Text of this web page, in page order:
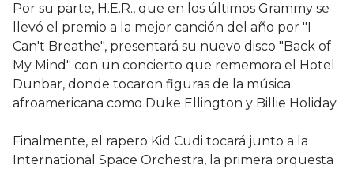
Por su parte, H.E.R., que en los últimos Grammy se
llevó el premio a la mejor canción del año por "I
Can't Breathe", presentará su nuevo disco "Back of
My Mind" con un concierto que rememora el Hotel
Dunbar, donde tocaron figuras de la música
afroamericana como Duke Ellington y Billie Holiday.
Finalmente, el rapero Kid Cudi tocará junto a la
International Space Orchestra, la primera orquesta